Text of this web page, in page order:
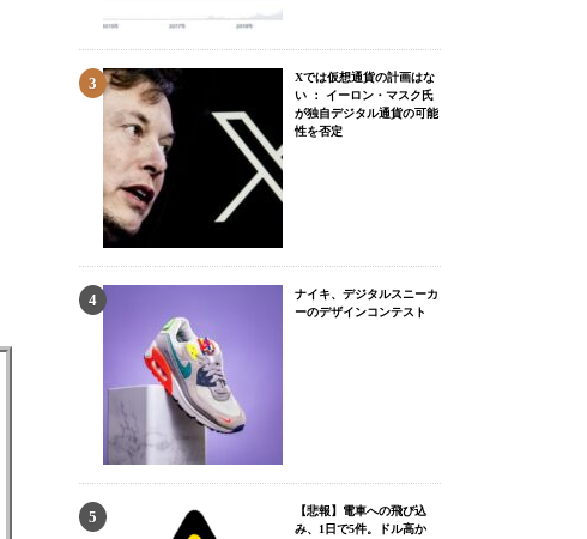
Xでは仮想通貨の計画はな
い ： イーロン・マスク氏
が独自デジタル通貨の可能
性を否定
ナイキ、デジタルスニーカ
ーのデザインコンテスト
【悲報】電車への飛び込
み、1日で5件。ドル高か